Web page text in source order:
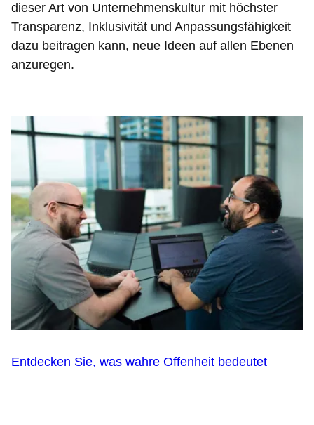
dieser Art von Unternehmenskultur mit höchster
Transparenz, Inklusivität und Anpassungsfähigkeit
dazu beitragen kann, neue Ideen auf allen Ebenen
anzuregen.
Entdecken Sie, was wahre Offenheit bedeutet